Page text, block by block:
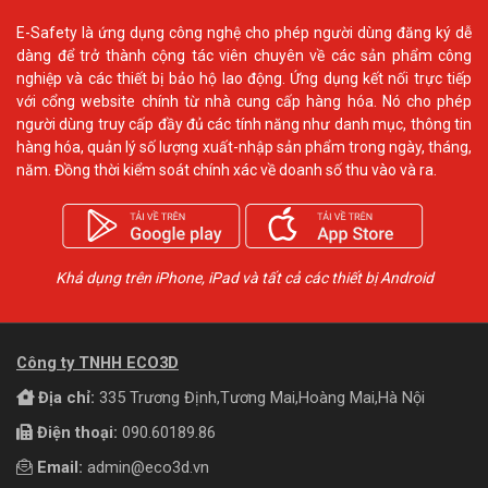
E-Safety là ứng dụng công nghệ cho phép người dùng đăng ký dễ
dàng để trở thành cộng tác viên chuyên về các sản phẩm công
nghiệp và các thiết bị bảo hộ lao động. Ứng dụng kết nối trực tiếp
với cổng website chính từ nhà cung cấp hàng hóa. Nó cho phép
người dùng truy cấp đầy đủ các tính năng như danh mục, thông tin
hàng hóa, quản lý số lượng xuất-nhập sản phẩm trong ngày, tháng,
năm. Đồng thời kiểm soát chính xác về doanh số thu vào và ra.
Khả dụng trên iPhone, iPad và tất cả các thiết bị Android
Công ty TNHH ECO3D
Địa chỉ: 335 Trương Định,Tương Mai,Hoàng Mai,Hà Nội
Điện thoại: 090.60189.86
Email: admin@eco3d.vn